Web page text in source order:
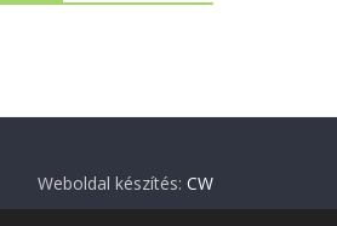
Weboldal készítés: CW